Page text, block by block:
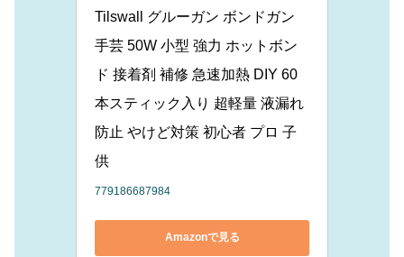
Tilswall グルーガン ボンドガン
手芸 50W 小型 強力 ホットボン
ド 接着剤 補修 急速加熱 DIY 60
本スティック入り 超軽量 液漏れ
防止 やけど対策 初心者 プロ 子
供
779186687984
Amazonで見る